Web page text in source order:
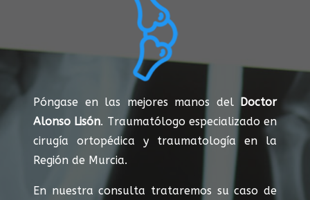
Póngase en las mejores manos del Doctor
Alonso Lisón. Traumatólogo especializado en
cirugía ortopédica y traumatología en la
Región de Murcia.
En nuestra consulta trataremos su caso de